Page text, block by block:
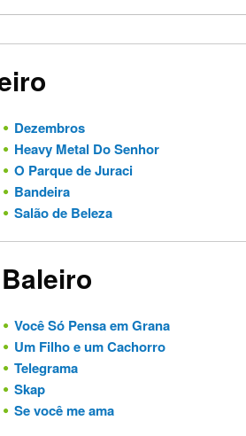
Dezembros
Heavy Metal Do Senhor
O Parque de Juraci
Bandeira
Salão de Beleza
Você Só Pensa em Grana
Um Filho e um Cachorro
Telegrama
Skap
Se você me ama